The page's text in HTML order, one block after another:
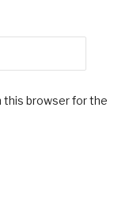
this browser for the